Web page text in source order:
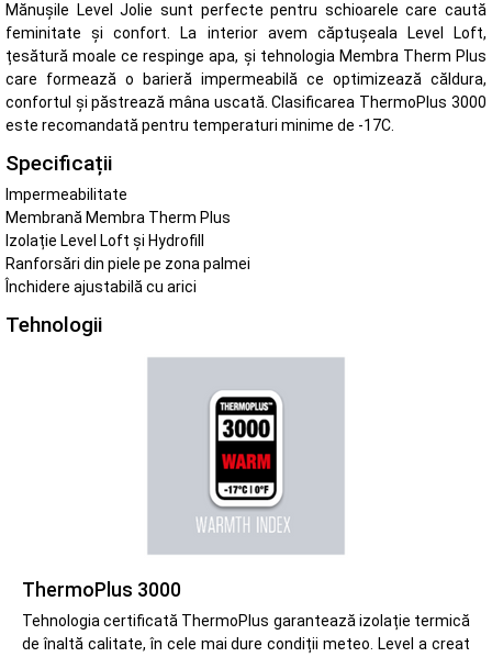
Mănușile Level Jolie sunt perfecte pentru schioarele care caută
feminitate și confort. La interior avem căptușeala Level Loft,
țesătură moale ce respinge apa, și tehnologia Membra Therm Plus
care formează o barieră impermeabilă ce optimizează căldura,
confortul și păstrează mâna uscată. Clasificarea ThermoPlus 3000
este recomandată pentru temperaturi minime de -17C.
Specificații
Impermeabilitate
Membrană Membra Therm Plus
Izolație Level Loft și Hydrofill
Ranforsări din piele pe zona palmei
Închidere ajustabilă cu arici
Tehnologii
ThermoPlus 3000
Tehnologia certificată ThermoPlus garantează izolație termică
de înaltă calitate, în cele mai dure condiții meteo. Level a creat